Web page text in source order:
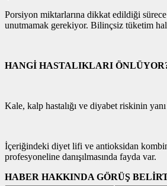
Porsiyon miktarlarına dikkat edildiği
unutmamak gerekiyor. Bilinçsiz tüketim
HANGİ HASTALIKLARI
Kale, kalp hastalığı ve diyabet riskinin
İçeriğindeki diyet lifi ve antioksidan
profesyoneline danışılmasında fayda var.
HABER HAKKINDA GÖRÜŞ